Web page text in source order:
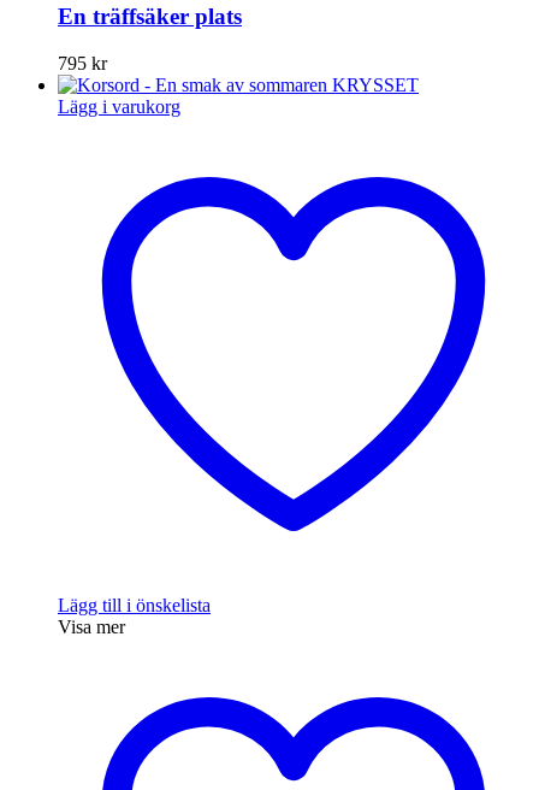
En träffsäker plats
795 kr
Lägg i varukorg
Lägg till i önskelista
Visa mer